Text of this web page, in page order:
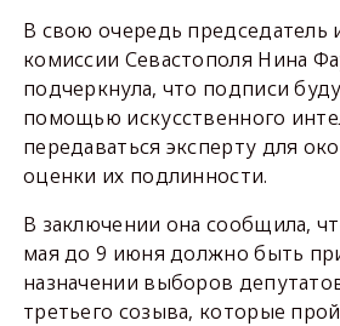
В свою очередь председатель
комиссии Севастополя Нина
подчеркнула, что подписи
помощью искусственного
передаваться эксперту для
оценки их подлинности.
В заключении она сообщила,
мая до 9 июня должно быть
назначении выборов
третьего созыва, которые